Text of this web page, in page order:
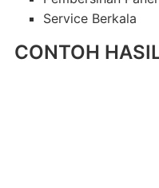
Service Berkala
CONTOH